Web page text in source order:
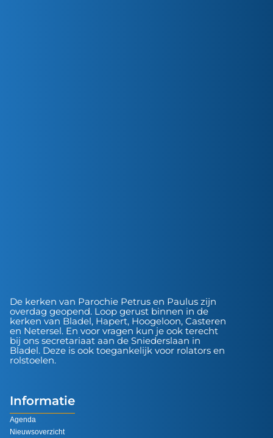
De kerken van Parochie Petrus en Paulus zijn
overdag geopend. Loop gerust binnen in de
kerken van Bladel, Hapert, Hoogeloon, Casteren
en Netersel. En voor vragen kun je ook terecht
bij ons secretariaat aan de Sniederslaan in
Bladel. Deze is ook toegankelijk voor rolators en
rolstoelen.
Informatie
Agenda
Nieuwsoverzicht